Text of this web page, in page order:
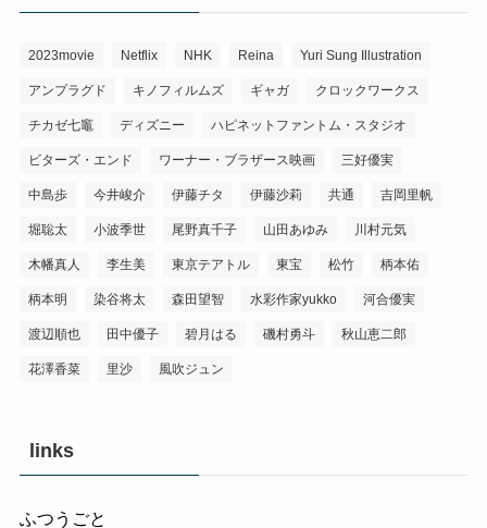
2023movie Netflix NHK Reina Yuri Sung Illustration
アンプラグド キノフィルムズ ギャガ クロックワークス
チカゼ七竈 ディズニー ハピネットファントム・スタジオ
ビターズ・エンド ワーナー・ブラザース映画 三好優実
中島歩 今井峻介 伊藤チタ 伊藤沙莉 共通 吉岡里帆
堀聡太 小波季世 尾野真千子 山田あゆみ 川村元気
木幡真人 李生美 東京テアトル 東宝 松竹 柄本佑
柄本明 染谷将太 森田望智 水彩作家yukko 河合優実
渡辺順也 田中優子 碧月はる 磯村勇斗 秋山恵二郎
花澤香菜 里沙 風吹ジュン
links
ふつうごと